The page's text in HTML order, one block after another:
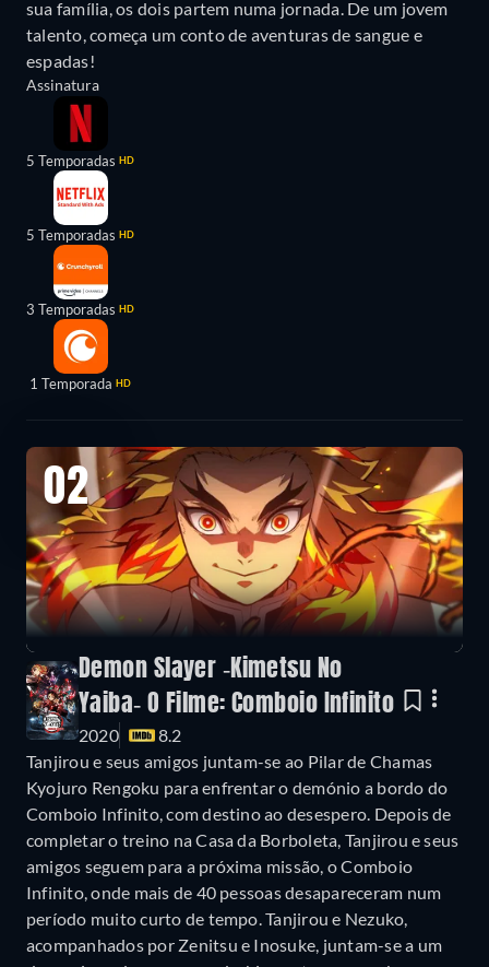
sua família, os dois partem numa jornada. De um jovem
talento, começa um conto de aventuras de sangue e
espadas!
Assinatura
5 Temporadas HD
5 Temporadas HD
3 Temporadas HD
1 Temporada HD
02
Demon Slayer -Kimetsu No
Yaiba- O Filme: Comboio Infinito
2020
8.2
Tanjirou e seus amigos juntam-se ao Pilar de Chamas
Kyojuro Rengoku para enfrentar o demónio a bordo do
Comboio Infinito, com destino ao desespero. Depois de
completar o treino na Casa da Borboleta, Tanjirou e seus
amigos seguem para a próxima missão, o Comboio
Infinito, onde mais de 40 pessoas desapareceram num
período muito curto de tempo. Tanjirou e Nezuko,
acompanhados por Zenitsu e Inosuke, juntam-se a um